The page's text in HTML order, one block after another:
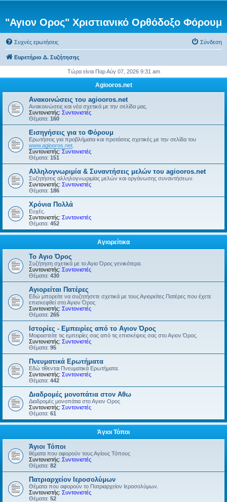
"Αγιον Ορος" Χριστιανικό Ορθόδοξο Φόρουμ
Συχνές ερωτήσεις Σύνδεση
Ευρετήριο Δ. Συζήτησης
Τώρα είναι Παρ Αύγ 07, 2026 9:31 am
Agiooros.net
Ανακοινώσεις του agiooros.net
Ανακοινώσεις και νέα σχετικά με την σελίδα μας.
Συντονιστής: Συντονιστές
Θέματα: 160
Εισηγήσεις για το Φόρουμ
Ερωτήσεις για προβλήματα και προτάσεις σχετικές με την σελίδα του
www.agiooros.net
Συντονιστής: Συντονιστές
Θέματα: 151
Αλληλογνωριμία & Συναντήσεις μελών του agiooros.net
Συζητήσεις αλληλογνωριμίας μελών και οργάνωσης συναντήσεων.
Συντονιστής: Συντονιστές
Θέματα: 186
Χρόνια Πολλά
Ευχές.
Συντονιστής: Συντονιστές
Θέματα: 452
Αγιορείτικα
Το Αγιο Όρος
Συζήτηση σχετικά με το Αγιο Όρος γενικότερα.
Συντονιστής: Συντονιστές
Θέματα: 430
Αγιορείται Πατέρες
Εδώ μπορείτε να συζητήσετε σχετικά με τους Αγιορείτες Πατέρες που έχετε
επισκεφθεί στο Αγιον Όρος
Συντονιστής: Συντονιστές
Θέματα: 265
Ιστορίες - Εμπειρίες από το Αγιον Όρος
Μοιραστείτε τις εμπειρίες σας από τις επισκέψεις σας στο Αγιον Όρος.
Συντονιστής: Συντονιστές
Θέματα: 95
Πνευματικά Ερωτήματα
Εδώ τίθενται Πνευματικά Ερωτήματα.
Συντονιστής: Συντονιστές
Θέματα: 442
Διαδρομές μονοπάτια στον Αθω
Διαδρομές μονοπάτια στο Αγιον Ορος
Συντονιστής: Συντονιστές
Θέματα: 61
Άγιοι Τόποι
Άγιοι Τόποι
θέματα που αφορούν τους Αγίους Τόπους
Συντονιστής: Συντονιστές
Θέματα: 82
Πατριαρχείον Ιεροσολύμων
Θέματα που αφορούν το Πατριαρχείον Ιεροσολύμων.
Συντονιστής: Συντονιστές
Θέματα: 52